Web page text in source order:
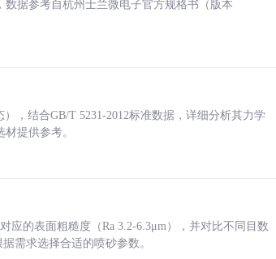
据参考自杭州士兰微电子官方规格书（版本
，结合GB/T 5231-2012标准数据，详细分析其力学
提供参考。
应的表面粗糙度（Ra 3.2-6.3μm），并对比不同目数
需求选择合适的喷砂参数。